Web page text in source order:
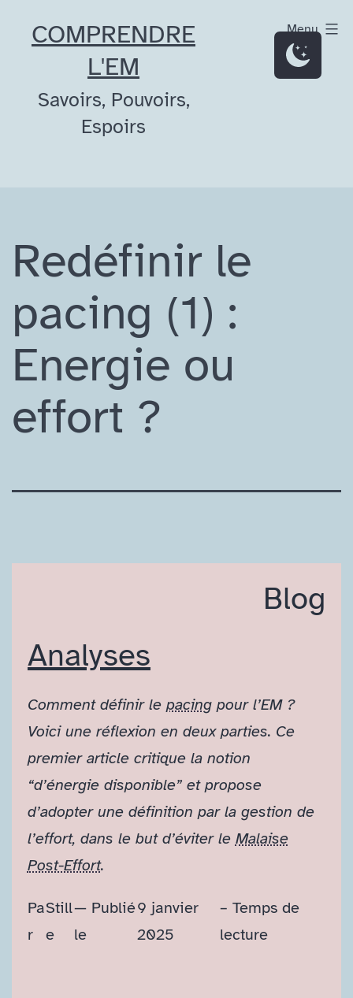
COMPRENDRE
L'EM
Savoirs, Pouvoirs,
Espoirs
Menu
Redéfinir le
pacing (1) :
Energie ou
effort ?
Blog
Analyses
Comment définir le pacingpour l’EM ?
Voici une réflexion en deux parties. Ce
premier article critique la notion
“d’énergie disponible” et propose
d’adopter une définition par la gestion de
l’effort, dans le but d’éviter le Malaise
Post-​Effort.
Pa
r
Still
e
— Publié
le
9 janvier
2025
– Temps de
lecture